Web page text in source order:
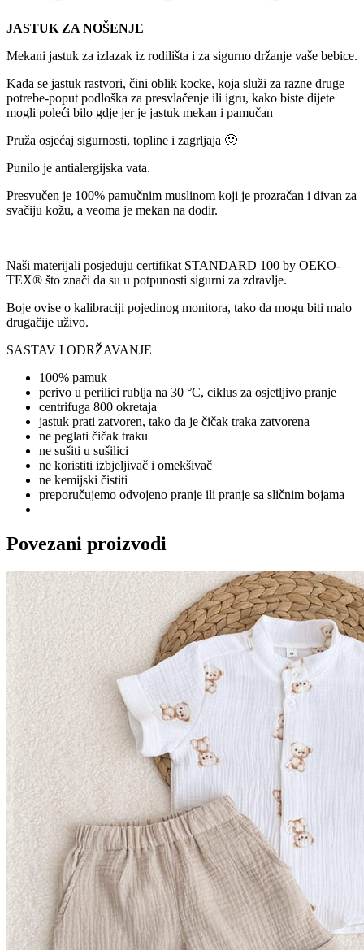
JASTUK ZA NOŠENJE
Mekani jastuk za izlazak iz rodilišta i za sigurno držanje vaše bebice.
Kada se jastuk rastvori, čini oblik kocke, koja služi za razne druge
potrebe-poput podloška za presvlačenje ili igru, kako biste dijete
mogli poleći bilo gdje jer je jastuk mekan i pamučan
Pruža osjećaj sigurnosti, topline i zagrljaja 🙂
Punilo je antialergijska vata.
Presvučen je 100% pamučnim muslinom koji je prozračan i divan za
svačiju kožu, a veoma je mekan na dodir.
Naši materijali posjeduju certifikat STANDARD 100 by OEKO-
TEX® što znači da su u potpunosti sigurni za zdravlje.
Boje ovise o kalibraciji pojedinog monitora, tako da mogu biti malo
drugačije uživo.
SASTAV I ODRŽAVANJE
100% pamuk
perivo u perilici rublja na 30 °C, ciklus za osjetljivo pranje
centrifuga 800 okretaja
jastuk prati zatvoren, tako da je čičak traka zatvorena
ne peglati čičak traku
ne sušiti u sušilici
ne koristiti izbjeljivač i omekšivač
ne kemijski čistiti
preporučujemo odvojeno pranje ili pranje sa sličnim bojama
Povezani proizvodi